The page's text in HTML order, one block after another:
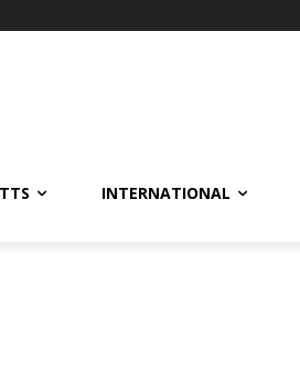
INTERNATIONAL